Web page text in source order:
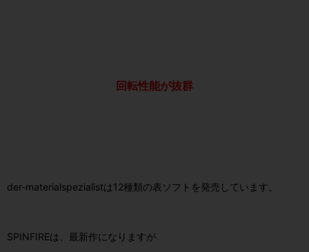
回転性能が抜群
der-materialspezialistは12種類の表ソフトを発売しています。
SPINFIREは、最新作になりますが